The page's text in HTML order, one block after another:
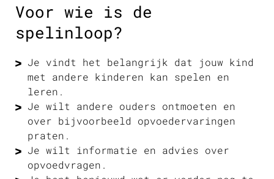
Voor wie is de
spelinloop?
Je vindt het belangrijk dat jouw kind
met andere kinderen kan spelen en
leren.
Je wilt andere ouders ontmoeten en
over bijvoorbeeld opvoedervaringen
praten.
Je wilt informatie en advies over
opvoedvragen.